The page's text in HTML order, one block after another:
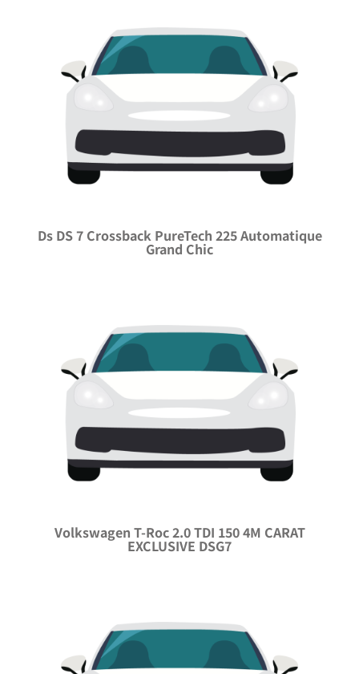
Ds DS 7 Crossback PureTech 225 Automatique
Grand Chic
Volkswagen T-Roc 2.0 TDI 150 4M CARAT
EXCLUSIVE DSG7